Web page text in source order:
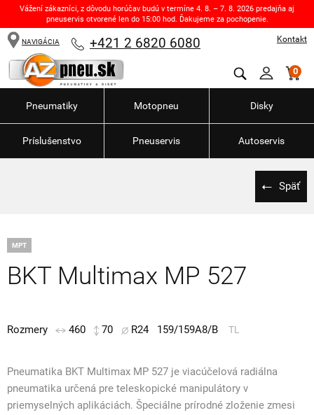
Vážení zákazníci, z dôvodu horúčav budú v termíne 4. 8. – 7. 8. 2026 predajňa aj
pneuservis otvorené len do 15:00 hod. Ďakujeme za pochopenie.
Kontakt
NAVIGÁCIA +421 2 6820 6080
0
Pneumatiky Motopneu Disky
Príslušenstvo Pneuservis Autoservis
Späť
MPT
BKT Multimax MP 527
Rozmery 460 70 R24 159/159A8/B TL
Pneumatika BKT Multimax MP 527 je viacúčelová radiálna
pneumatika určená pre teleskopické manipulátory v
priemyselných aplikáciách. Špeciálne prírodné zloženie zmesi